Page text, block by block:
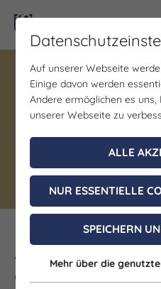
Gaststätte
Am ruhigen Ortsrand von
der Landgemeinde
Auf unserer Webseite
Einige davon werden
Andere ermöglichen es
unserer Webseite zu
ALLE
NUR ESSENTIELLE
SPEICHERN
Mehr über die